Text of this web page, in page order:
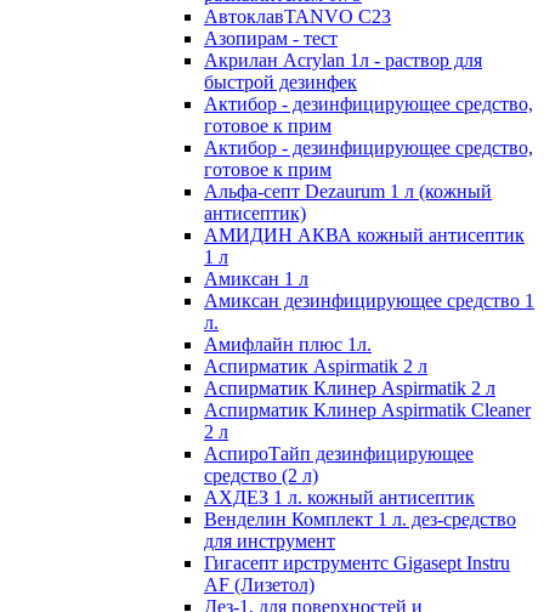
АвтоклавTANVO С23
Азопирам - тест
Акрилан Acrylan 1л - раствор для
быстрой дезинфек
Актибор - дезинфицирующее средство,
готовое к прим
Актибор - дезинфицирующее средство,
готовое к прим
Альфа-септ Dezaurum 1 л (кожный
антисептик)
АМИДИН АКВА кожный антисептик
1 л
Амиксан 1 л
Амиксан дезинфицирующее средство 1
л.
Амифлайн плюс 1л.
Аспирматик Aspirmatik 2 л
Аспирматик Клинер Aspirmatik 2 л
Аспирматик Клинер Aspirmatik Cleaner
2 л
АспироТайп дезинфицирующее
средство (2 л)
АХДЕЗ 1 л. кожный антисептик
Венделин Комплект 1 л. дез-средство
для инструмент
Гигасепт ирструментс Gigasept Instru
AF (Лизетол)
Дез-1, для поверхностей и